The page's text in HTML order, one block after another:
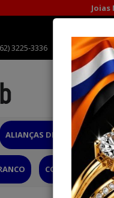
Joias
3225-3336
10%
ALIANÇAS DE CASAMENTO
CORDÕES OURO